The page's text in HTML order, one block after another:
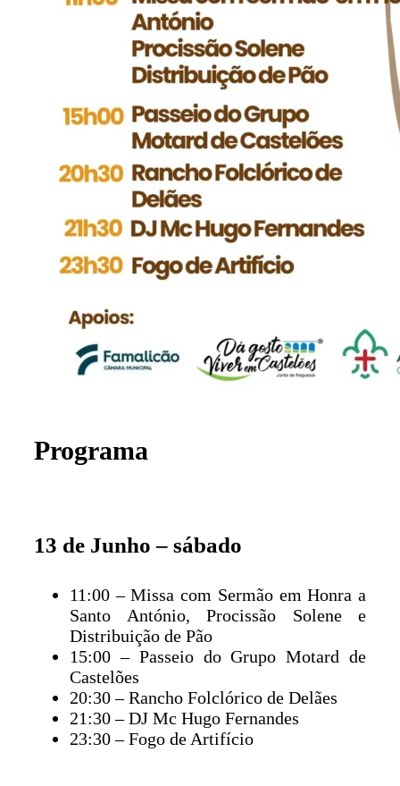
Programa
13 de Junho – sábado
11:00 – Missa com Sermão em Honra a
Santo António, Procissão Solene e
Distribuição de Pão
15:00 – Passeio do Grupo Motard de
Castelões
20:30 – Rancho Folclórico de Delães
21:30 – DJ Mc Hugo Fernandes
23:30 – Fogo de Artifício